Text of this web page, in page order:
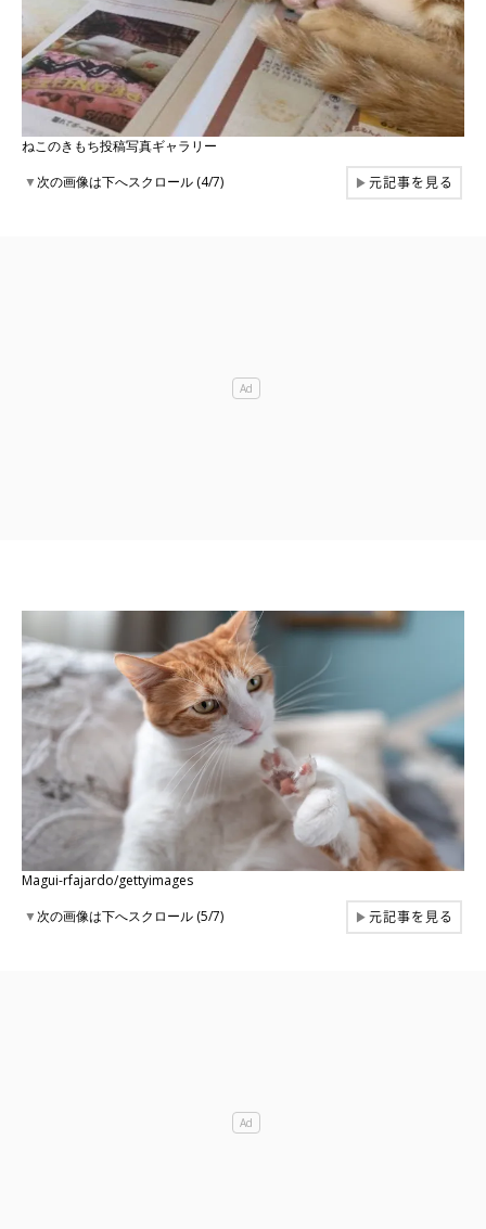
ねこのきもち投稿写真ギャラリー
▼次の画像は下へスクロール (4/7) ▶元記事を見る
Magui-rfajardo/gettyimages
▼次の画像は下へスクロール (5/7) ▶元記事を見る